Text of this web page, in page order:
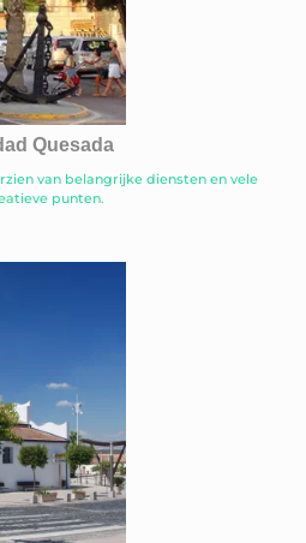
Quesada
van belangrijke diensten en vele
punten.